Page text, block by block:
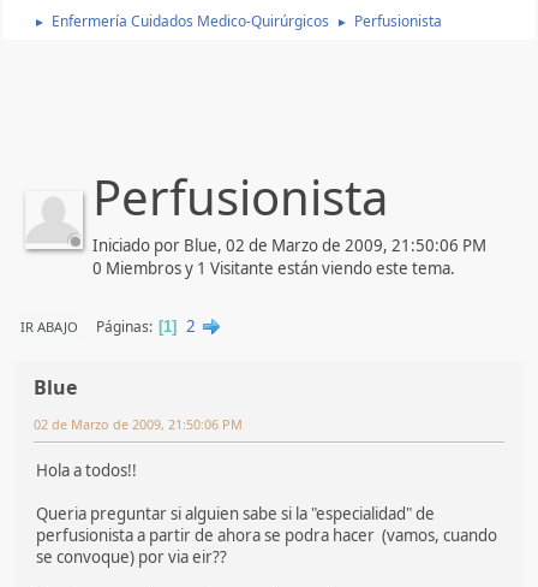
► Enfermería Cuidados Medico-Quirúrgicos ► Perfusionista
Perfusionista
Iniciado por Blue, 02 de Marzo de 2009, 21:50:06 PM
0 Miembros y 1 Visitante están viendo este tema.
IR ABAJO Páginas 1 2
Blue
02 de Marzo de 2009, 21:50:06 PM
Hola a todos!!
Queria preguntar si alguien sabe si la "especialidad" de
perfusionista a partir de ahora se podra hacer (vamos, cuando
se convoque) por via eir??